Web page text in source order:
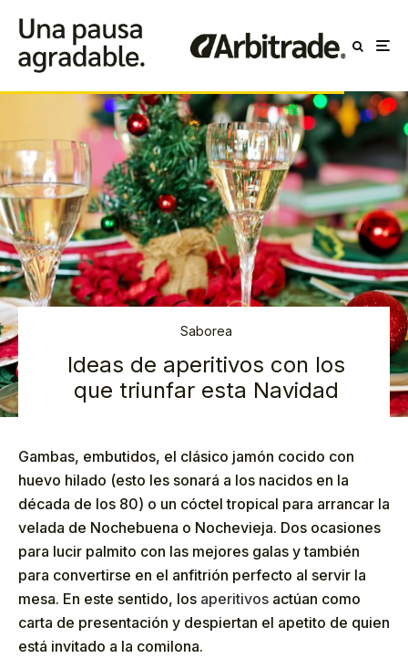
Saborea
Ideas de aperitivos con los
que triunfar esta Navidad
Gambas, embutidos, el clásico jamón cocido con
huevo hilado (esto les sonará a los nacidos en la
década de los 80) o un cóctel tropical para arrancar la
velada de Nochebuena o Nochevieja. Dos ocasiones
para lucir palmito con las mejores galas y también
para convertirse en el anfitrión perfecto al servir la
mesa. En este sentido, los aperitivos actúan como
carta de presentación y despiertan el apetito de quien
está invitado a la comilona.